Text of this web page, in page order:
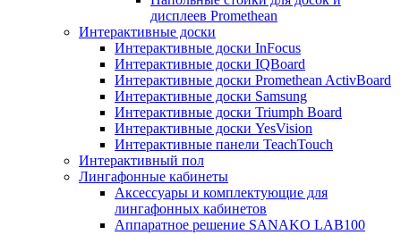
дисплеев Promethean
Интерактивные доски
Интерактивные доски InFocus
Интерактивные доски IQBoard
Интерактивные доски Promethean ActivBoard
Интерактивные доски Samsung
Интерактивные доски Triumph Board
Интерактивные доски YesVision
Интерактивные панели TeachTouch
Интерактивный пол
Лингафонные кабинеты
Аксессуары и комплектующие для
лингафонных кабинетов
Аппаратное решение SANAKO LAB100